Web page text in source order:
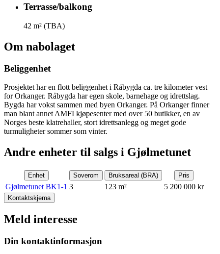
Terrasse/balkong
42 m² (TBA)
Om nabolaget
Beliggenhet
Prosjektet har en flott beliggenhet i Råbygda ca. tre kilometer vest
for Orkanger. Råbygda har egen skole, barnehage og idrettslag.
Bygda har vokst sammen med byen Orkanger. På Orkanger finner
man blant annet AMFI kjøpesenter med over 50 butikker, en av
Norges beste klatrehaller, stort idrettsanlegg og meget gode
turmuligheter sommer som vinter.
Andre enheter til salgs i Gjølmetunet
Enhet Soverom Bruksareal (BRA) Pris
Gjølmetunet BK1-1 3 123 m² 5 200 000 kr
Kontaktskjema
Meld interesse
Din kontaktinformasjon